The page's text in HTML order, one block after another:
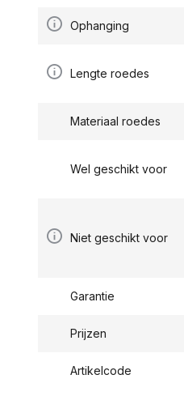
Ophanging
Lengte roedes
Materiaal roedes
Wel geschikt voor
Niet geschikt voor
Garantie
Prijzen
Artikelcode